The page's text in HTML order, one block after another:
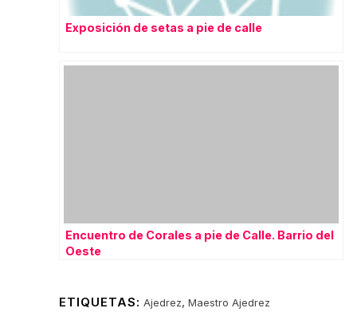
Exposición de setas a pie de calle
Encuentro de Corales a pie de Calle. Barrio del
Oeste
ETIQUETAS: Ajedrez, Maestro Ajedrez